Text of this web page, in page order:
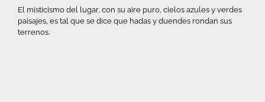
El misticismo del lugar, con su aire puro, cielos azules y verdes
paisajes, es tal que se dice que hadas y duendes rondan sus
terrenos.